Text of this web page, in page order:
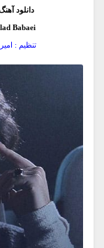
دانلود
Babaei
تنظیم :